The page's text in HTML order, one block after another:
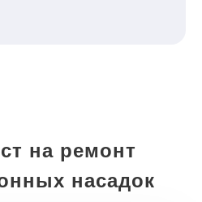
на ремонт
насадок